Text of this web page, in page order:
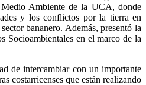
Ambiente de la UCA, donde
y los conflictos por la tierra en
bananero. Además, presentó la
Socioambientales en el marco de la
de intercambiar con un importante
costarricenses que están realizando